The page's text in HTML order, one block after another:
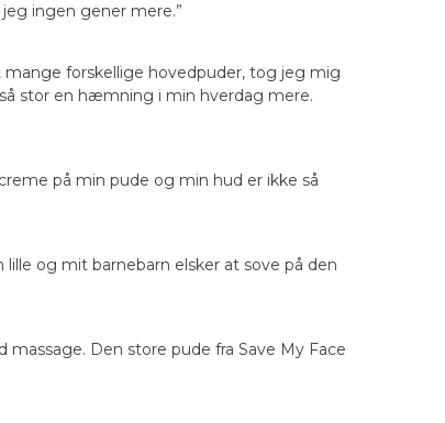
ingen gener mere.”
forskellige hovedpuder, tog jeg mig
stor en hæmning i min hverdag mere.
på min pude og min hud er ikke så
og mit barnebarn elsker at sove på den
Den store pude fra Save My Face